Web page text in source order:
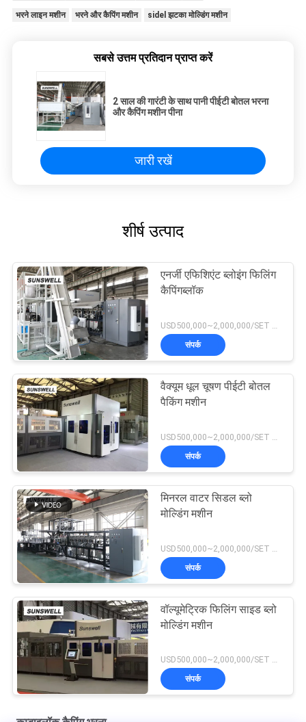
भरने लाइन मशीन भरने और कैपिंग मशीन sidel झटका मोल्डिंग मशीन
सबसे उत्तम प्रतिदान प्राप्त करें
2 साल की गारंटी के साथ पानी पीईटी बोतल भरना
और कैपिंग मशीन पीना
जारी रखें
शीर्ष उत्पाद
एनर्जी एफिशिएंट ब्लोइंग फिलिंग
कैपिंगब्लॉक
USD500,000~2,000,000/SET MOQ:1 सेट
संपर्क
वैक्यूम धूल चूषण पीईटी बोतल
पैकिंग मशीन
संपर्क
मिनरल वाटर सिडल ब्लो
मोल्डिंग मशीन
संपर्क
वॉल्यूमेट्रिक फिलिंग साइड ब्लो
मोल्डिंग मशीन
USD500,000~2,000,000/SET MOQ:1 सेट
संपर्क